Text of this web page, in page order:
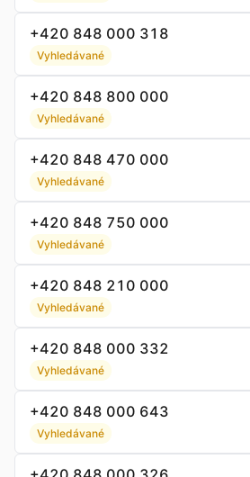
+420 848 000 318
Vyhledávané
+420 848 800 000
Vyhledávané
+420 848 470 000
Vyhledávané
+420 848 750 000
Vyhledávané
+420 848 210 000
Vyhledávané
+420 848 000 332
Vyhledávané
+420 848 000 643
Vyhledávané